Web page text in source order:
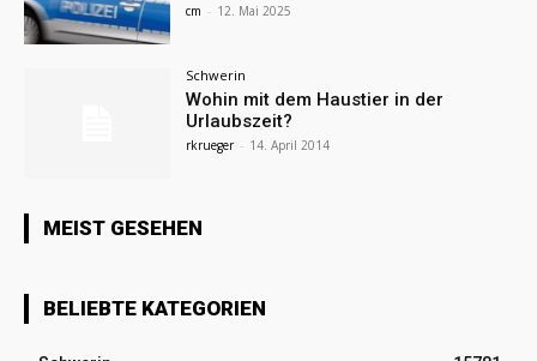
cm - 12. Mai 2025
Schwerin
Wohin mit dem Haustier in der
Urlaubszeit?
rkrueger - 14. April 2014
MEIST GESEHEN
BELIEBTE KATEGORIEN